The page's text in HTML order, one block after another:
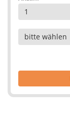
1
Artikel
bitte wählen